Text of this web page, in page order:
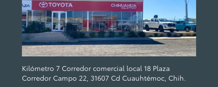
Kilómetro 7 Corredor comercial local 18 Plaza
Corredor Campo 22, 31607 Cd Cuauhtémoc, Chih.